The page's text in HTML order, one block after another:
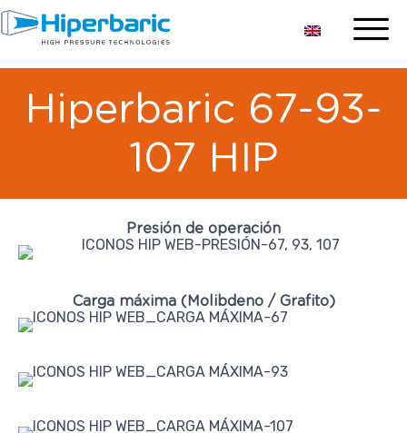
Hiperbaric 67-93-
107 HIP
Presión de operación
Carga máxima (Molibdeno / Grafito)